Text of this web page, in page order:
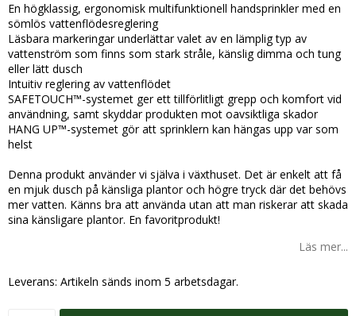
En högklassig, ergonomisk multifunktionell handsprinkler med en
sömlös vattenflödesreglering
Läsbara markeringar underlättar valet av en lämplig typ av
vattenström som finns som stark stråle, känslig dimma och tung
eller lätt dusch
Intuitiv reglering av vattenflödet
SAFETOUCH™-systemet ger ett tillförlitligt grepp och komfort vid
användning, samt skyddar produkten mot oavsiktliga skador
HANG UP™-systemet gör att sprinklern kan hängas upp var som
helst
Denna produkt använder vi själva i växthuset. Det är enkelt att få
en mjuk dusch på känsliga plantor och högre tryck där det behövs
mer vatten. Känns bra att använda utan att man riskerar att skada
sina känsligare plantor. En favoritprodukt!
Läs mer...
Leverans: Artikeln sänds inom 5 arbetsdagar.